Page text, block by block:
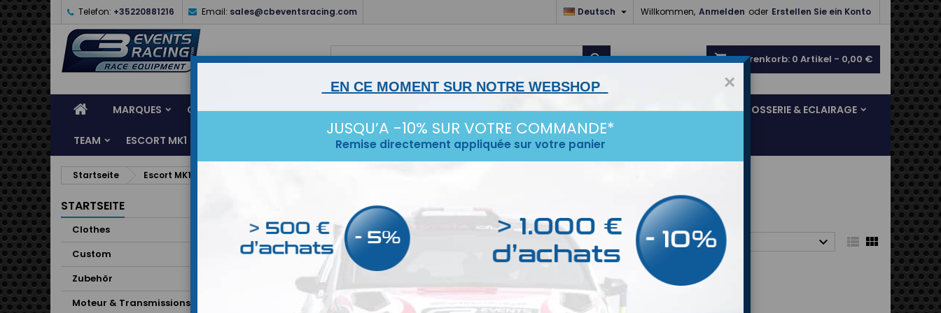
Telefon: +35220881216 Email: sales@cbeventsracing.com Willkommen, Anmelden oder Erstellen Sie ein Konto
Deutsch 
shopping_cart Warenkorb: 0 Artikel - 0,00 €

MARQUES CASQUES CLOTHES ZUBEHÖR MOTEUR & TRANSMISSIONS LIAISON AU SOL & FREINAGE CARROSSERIE & ECLAIRAGE
TEAM ESCORT MK1 IDÉES CADEAUX DESTOCKAGE
Startseite Escort MK1
STARTSEITE
Clothes
Custom
Zubehör
Moteur & Transmissions
2 Artikel gefunden Sortiert nach: Relevanz   
×
EN CE MOMENT SUR NOTRE WEBSHOP
JUSQU’A -10% SUR VOTRE COMMANDE*
Remise directement appliquée sur votre panier